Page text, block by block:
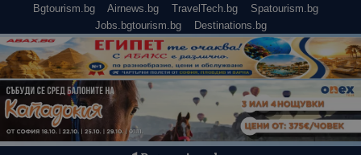
Bgtourism.bg Airnews.bg TravelTech.bg
Spatourism.bg
Jobs.bgtourism.bg
Destinations.bg